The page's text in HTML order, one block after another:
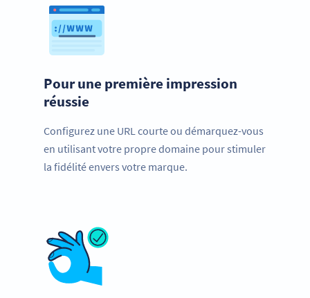
Pour une première impression
réussie
Configurez une URL courte ou démarquez-vous
en utilisant votre propre domaine pour stimuler
la fidélité envers votre marque.